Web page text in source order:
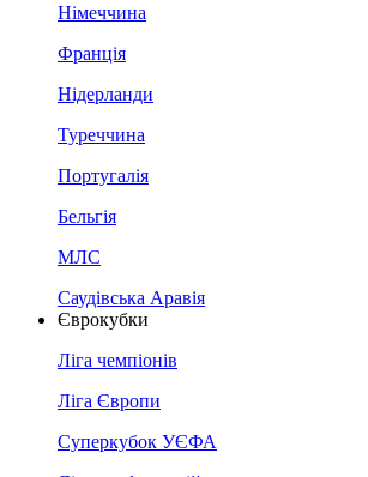
Німеччина
Франція
Нідерланди
Туреччина
Португалія
Бельгія
МЛС
Саудівська Аравія
Єврокубки
Ліга чемпіонів
Ліга Європи
Суперкубок УЄФА